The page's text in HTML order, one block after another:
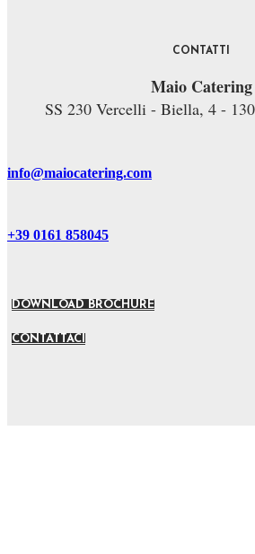
CONTATTI
Maio Catering
SS 230 Vercelli - Biella, 4 -
info@maiocatering.com
+39 0161 858045
DOWNLOAD BROCHURE
CONTATTACI